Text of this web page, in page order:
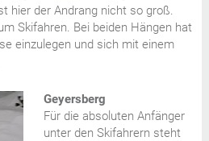
hier der Andrang nicht so groß.
Skifahren. Bei beiden Hängen hat
einzulegen und sich mit einem
Geyersberg
Für die absoluten Anfänger
unter den Skifahrern steht